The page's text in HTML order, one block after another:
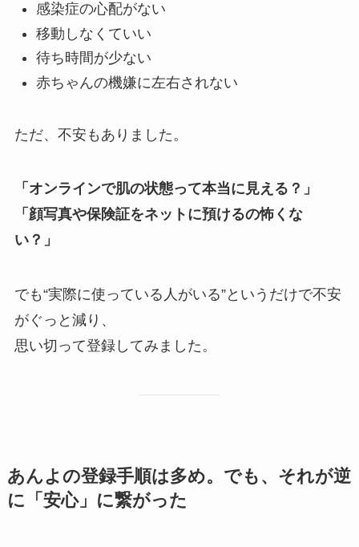
感染症の心配がない
移動しなくていい
待ち時間が少ない
赤ちゃんの機嫌に左右されない
ただ、不安もありました。
「オンラインで肌の状態って本当に見える？」
「顔写真や保険証をネットに預けるの怖くな
い？」
でも“実際に使っている人がいる”というだけで不安
がぐっと減り、
思い切って登録してみました。
あんよの登録手順は多め。でも、それが逆
に「安心」に繋がった